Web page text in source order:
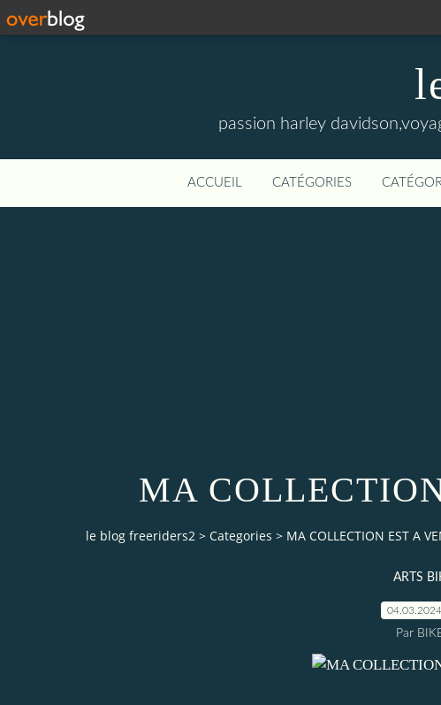
passion harley
ACCUEIL CATÉGORIES
MA
le blog freeriders2 > Categories > MA COLLECTION EST A
ARTS
04.03.2024
Par